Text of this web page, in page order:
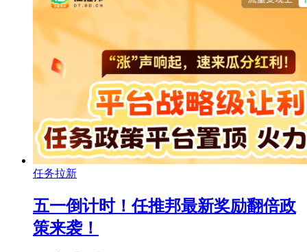
任务拉新
五一倒计时！任推邦最新奖励翻倍政
策来袭！